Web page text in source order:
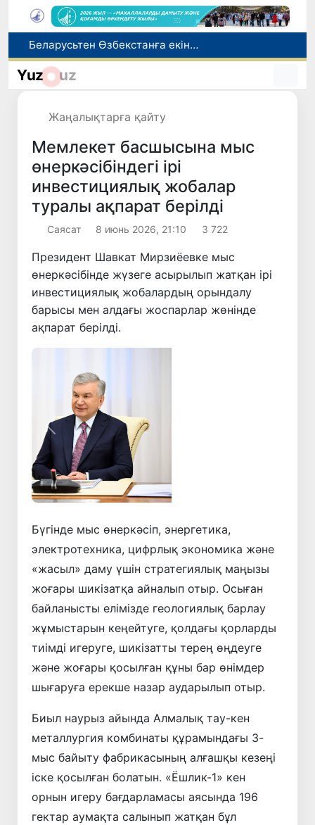
Адам саудасынан зардап шеккен азаматтар әлеуметтік қызметтермен қамтылады
Yuz uz
Жаңалықтарға қайту
Мемлекет басшысына мыс
өнеркәсібіндегі ірі
инвестициялық жобалар
туралы ақпарат берілді
Саясат 8 июнь 2026, 21:10 3 722
Президент Шавкат Мирзиёевке мыс
өнеркәсібінде жүзеге асырылып жатқан ірі
инвестициялық жобалардың орындалу
барысы мен алдағы жоспарлар жөнінде
ақпарат берілді.
Алдыңғы
Бүгінде мыс өнеркәсіп, энергетика,
электротехника, цифрлық экономика және
«жасыл» даму үшін стратегиялық маңызы
жоғары шикізатқа айналып отыр. Осыған
байланысты елімізде геологиялық барлау
жұмыстарын кеңейтуге, қолдағы қорларды
тиімді игеруге, шикізатты терең өңдеуге
және жоғары қосылған құны бар өнімдер
шығаруға ерекше назар аударылып отыр.
Биыл наурыз айында Алмалық тау-кен
металлургия комбинаты құрамындағы 3-
мыс байыту фабрикасының алғашқы кезеңі
іске қосылған болатын. «Ёшлик-1» кен
орнын игеру бағдарламасы аясында 196
гектар аумақта салынып жатқан бұл